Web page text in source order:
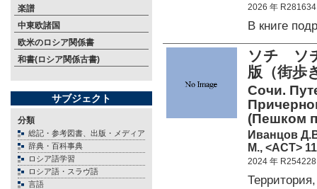
楽譜
中東欧諸国
欧米のロシア関係書
和書(ロシア関係古書)
サブジェクト
分類
総記・参考図書、出版・メディア
辞典・百科事典
ロシア語学習
ロシア語・スラヴ語
言語
2026 年 R281634
В книге
ソチ ソ
版（街
Сочи.
(Пешком
Иванцов
М., <АСТ>
2024 年 R254228